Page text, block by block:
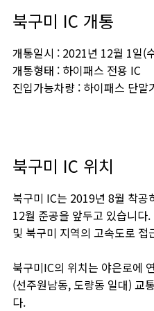
북구미 IC 개통
개통일시 : 2021년 12월 1일(
개통형태 : 하이패스 전용 IC
진입가능차량 : 하이패스 단
북구미 IC 위치
북구미 IC는 2019년 8월 착
12월 준공을 앞두고 있습니다
및 북구미 지역의 고속도로
북구미IC의 위치는 야은로에
(선주원남동, 도량동 일대) 교
다.